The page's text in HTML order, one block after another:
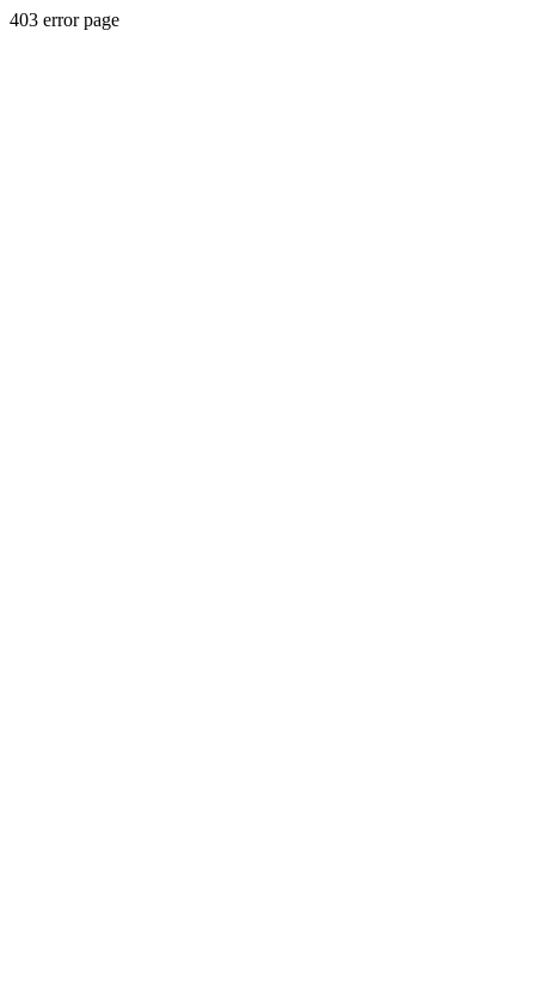
403 error page